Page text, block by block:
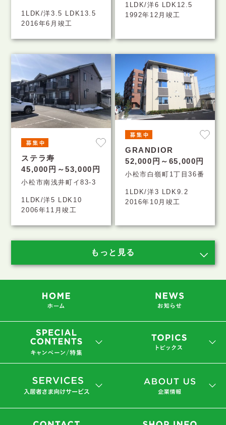
1LDK/洋3.5 LDK13.5
2016年6月竣工
1LDK/洋6 LDK12.5
1992年12月竣工
ステラ寿
45,000円～53,000円
小松市南浅井町イ83-3
1LDK/洋5 LDK10
2006年11月竣工
GRANDIOR
52,000円～65,000円
小松市白嶺町1丁目36番
1LDK/洋3 LDK9.2
2016年10月竣工